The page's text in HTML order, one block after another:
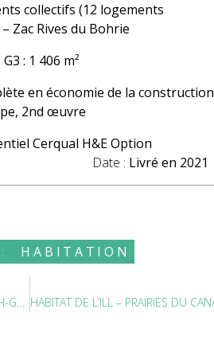
collectifs (12 logements
Zac Rives du Bohrie
: 1 406 m²
en économie de la construction
2nd œuvre
Cerqual H&E Option
Date : Livré en 2021
HABITATION